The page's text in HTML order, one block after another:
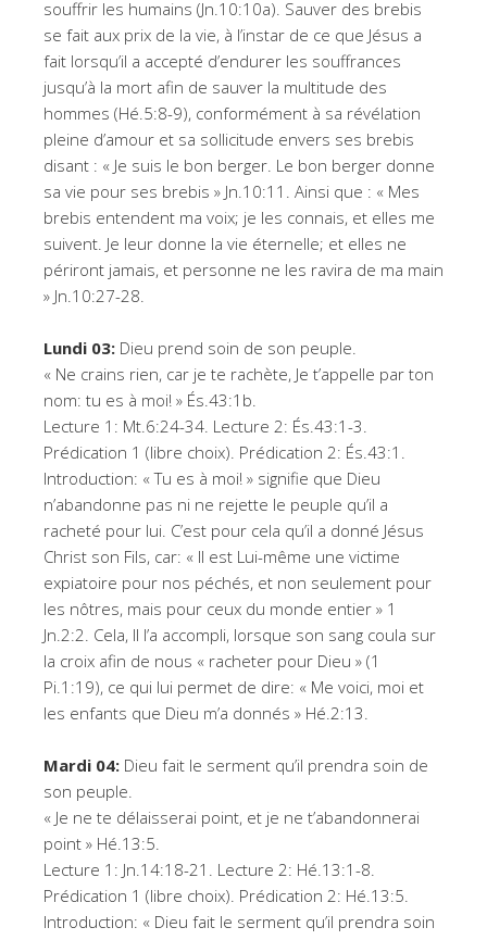
souffrir les humains (Jn.10:10a). Sauver des brebis
se fait aux prix de la vie, à l’instar de ce que Jésus a
fait lorsqu’il a accepté d’endurer les souffrances
jusqu’à la mort afin de sauver la multitude des
hommes (Hé.5:8-9), conformément à sa révélation
pleine d’amour et sa sollicitude envers ses brebis
disant : « Je suis le bon berger. Le bon berger donne
sa vie pour ses brebis » Jn.10:11. Ainsi que : « Mes
brebis entendent ma voix; je les connais, et elles me
suivent. Je leur donne la vie éternelle; et elles ne
périront jamais, et personne ne les ravira de ma main
» Jn.10:27-28.
Lundi 03: Dieu prend soin de son peuple.
« Ne crains rien, car je te rachète, Je t’appelle par ton
nom: tu es à moi! » És.43:1b.
Lecture 1: Mt.6:24-34. Lecture 2: És.43:1-3.
Prédication 1 (libre choix). Prédication 2: És.43:1.
Introduction: « Tu es à moi! » signifie que Dieu
n’abandonne pas ni ne rejette le peuple qu’il a
racheté pour lui. C’est pour cela qu’il a donné Jésus
Christ son Fils, car: « Il est Lui-même une victime
expiatoire pour nos péchés, et non seulement pour
les nôtres, mais pour ceux du monde entier » 1
Jn.2:2. Cela, Il l’a accompli, lorsque son sang coula sur
la croix afin de nous « racheter pour Dieu » (1
Pi.1:19), ce qui lui permet de dire: « Me voici, moi et
les enfants que Dieu m’a donnés » Hé.2:13.
Mardi 04: Dieu fait le serment qu’il prendra soin de
son peuple.
« Je ne te délaisserai point, et je ne t’abandonnerai
point » Hé.13:5.
Lecture 1: Jn.14:18-21. Lecture 2: Hé.13:1-8.
Prédication 1 (libre choix). Prédication 2: Hé.13:5.
Introduction: « Dieu fait le serment qu’il prendra soin